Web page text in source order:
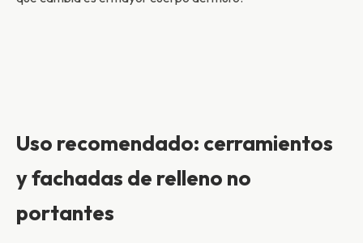
Uso recomendado: cerramientos
y fachadas de relleno no
portantes